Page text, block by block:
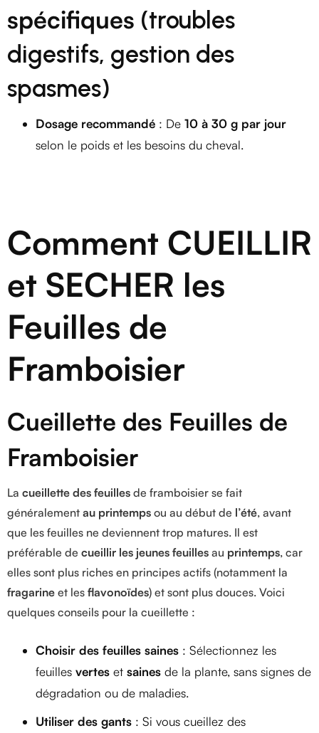
spécifiques (troubles
digestifs, gestion des
spasmes)
Dosage recommandé : De 10 à 30 g par jour
selon le poids et les besoins du cheval.
Comment CUEILLIR
et SECHER les
Feuilles de
Framboisier
Cueillette des Feuilles de
Framboisier
La cueillette des feuilles de framboisier se fait
généralement au printemps ou au début de l’été, avant
que les feuilles ne deviennent trop matures. Il est
préférable de cueillir les jeunes feuilles au printemps, car
elles sont plus riches en principes actifs (notamment la
fragarine et les flavonoïdes) et sont plus douces. Voici
quelques conseils pour la cueillette :
Choisir des feuilles saines : Sélectionnez les
feuilles vertes et saines de la plante, sans signes de
dégradation ou de maladies.
Utiliser des gants : Si vous cueillez des